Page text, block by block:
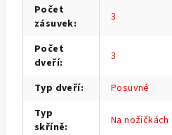
Počet
zásuvek: 3
Počet
dveří: 3
Typ dveří:
Posuvné
Typ
skříně: Na nožičkách